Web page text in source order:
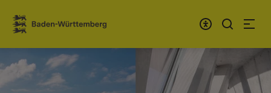
Zum Inhalt springen
Link zur Startseite